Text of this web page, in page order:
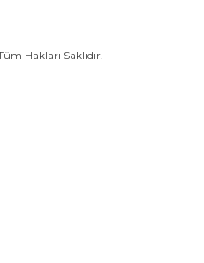
Hakları Saklıdır.